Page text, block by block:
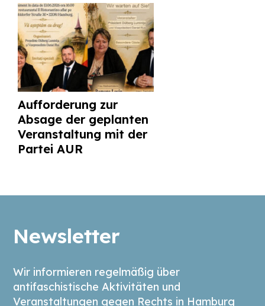
Aufforderung zur
Absage der geplanten
Veranstaltung mit der
Partei AUR
Newsletter
Wir informieren regelmäßig über
antifaschistische Aktivitäten und
Veranstaltungen gegen Rechts in Hamburg